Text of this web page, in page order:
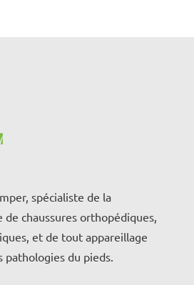
spécialiste de la
chaussures orthopédiques,
et de tout appareillage
du pieds.